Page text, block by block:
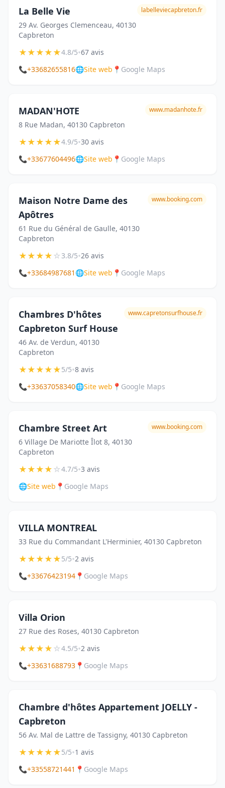
La Belle Vie
29 Av. Georges Clemenceau, 40130
Capbreton
labelleviecapbreton.fr
★★★★★4.8/5•67 avis
📞+33682655816🌐Site web 📍 Google Maps
MADAN'HOTE
8 Rue Madan, 40130 Capbreton
www.madanhote.fr
★★★★★4.9/5•30 avis
📞+33677604496🌐Site web 📍 Google Maps
Maison Notre Dame des
Apôtres
61 Rue du Général de Gaulle, 40130
Capbreton
www.booking.com
★★★★☆3.8/5•26 avis
📞+33684987681 🌐Site web 📍 Google Maps
Chambres D'hôtes
Capbreton Surf House
46 Av. de Verdun, 40130
Capbreton
www.capretonsurfhouse.fr
★★★★★5/5•8 avis
📞+33637058340🌐Site web 📍 Google Maps
Chambre Street Art
6 Village De Mariotte Îlot 8, 40130
Capbreton
www.booking.com
★★★★☆4.7/5•3 avis
🌐Site web 📍 Google Maps
VILLA MONTREAL
33 Rue du Commandant L'Herminier, 40130 Capbreton
★★★★★5/5•2 avis
📞+33676423194 📍 Google Maps
Villa Orion
27 Rue des Roses, 40130 Capbreton
★★★★☆4.5/5•2 avis
📞+33631688793 📍 Google Maps
Chambre d'hôtes Appartement JOELLY -
Capbreton
56 Av. Mal de Lattre de Tassigny, 40130 Capbreton
★★★★★5/5•1 avis
📞+33558721441 📍 Google Maps